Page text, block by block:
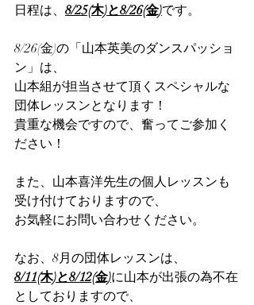
日程は、 8/25(木)と8/26(金)です。
8/26(金)の「山本英美のダンスパッショ
ン」は、
山本組が担当させて頂くスペシャルな
団体レッスンとなります！
貴重な機会ですので、奮ってご参加く
ださい！
また、山本喜洋先生の個人レッスンも
受け付けておりますので、
お気軽にお問い合わせください。
なお、8月の団体レッスンは、
8/11(木)と8/12(金)に山本が出張の為不在
としておりますので、